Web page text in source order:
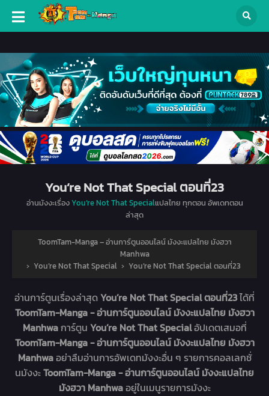
You’re Not That Special ตอนที่23
อ่านมังงะเรื่องYou’re Not That Specialแปลไทย ทุกตอน อัพเดทตอน
ล่าสุด
ToomTam-Manga – อ่านการ์ตูนออนไลน์ มังงะแปลไทย มังฮวา
Manhwa
› You’re Not That Special › You’re Not That Special ตอนที่23
อ่านการ์ตูนเรื่องล่าสุดYou’re Not That Special ตอนที่23ได้ที่
ToomTam-Manga - อ่านการ์ตูนออนไลน์ มังงะแปลไทย มังฮวา
Manhwaการ์ตูน You’re Not That Specialอัปเดตเสมอที่
ToomTam-Manga - อ่านการ์ตูนออนไลน์ มังงะแปลไทย มังฮวา
Manhwaอย่าลืมอ่านการอัพเดทมังงะอื่น ๆ รายการคอลเลกชั่
นมังงะToomTam-Manga - อ่านการ์ตูนออนไลน์ มังงะแปลไทย
มังฮวา Manhwaอยู่ในเมนูรายการมังงะ